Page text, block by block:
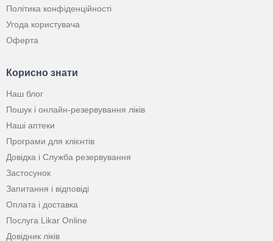
Політика конфіденційності
Угода користувача
Оферта
Корисно знати
Наш блог
Пошук і онлайн-резервування ліків
Наші аптеки
Програми для клієнтів
Довідка і Служба резервування
Застосунок
Запитання і відповіді
Оплата і доставка
Послуга Likar Online
Довідник ліків